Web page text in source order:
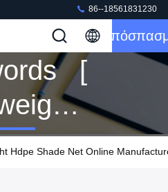
86--18561831230
[
Shade
Hdpe Shade Net Online